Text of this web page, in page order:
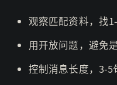
观察匹配资料，找
用开放问题，避免
控制消息长度，3-5